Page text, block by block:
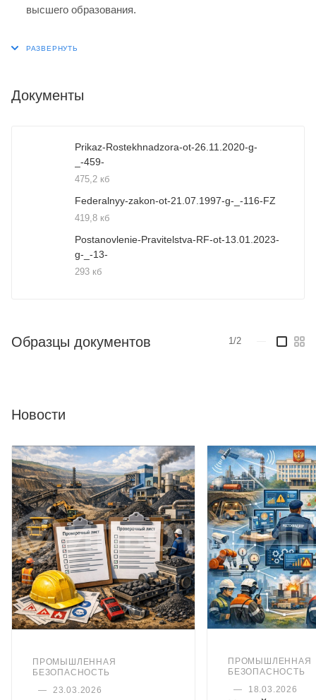
высшего образования.
Документы
Prikaz-Rostekhnadzora-ot-26.11.2020-g-
_-459-
475,2 кб
Federalnyy-zakon-ot-21.07.1997-g-_-116-FZ
419,8 кб
Postanovlenie-Pravitelstva-RF-ot-13.01.2023-
g-_-13-
293 кб
Образцы документов 1/2
Новости
ПРОМЫШЛЕННАЯ
БЕЗОПАСНОСТЬ
—
23.03.2026
ПРОМЫШЛЕННАЯ
БЕЗОПАСНОСТЬ
—
18.03.2026